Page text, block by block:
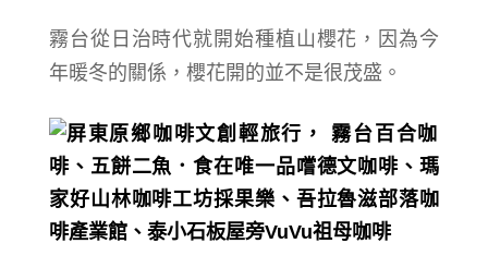
霧台從日治時代就開始種植山櫻花 ， 因為今
年暖冬的關係， 櫻花開的並不是很茂盛。